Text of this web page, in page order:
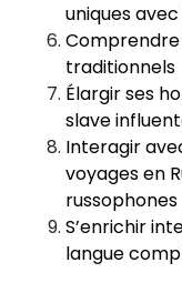
uniques
Comprendre
traditionnels
Élargir ses
slave
Interagir
voyages en
russophones
S’enrichir
langue